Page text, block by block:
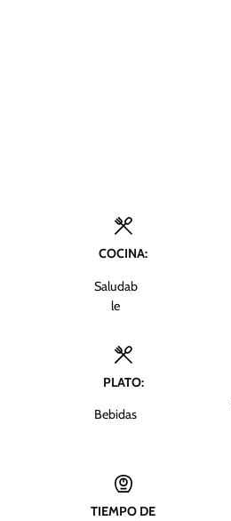
COCINA:
Saludab
le
PLATO:
Bebidas
TIEMPO DE